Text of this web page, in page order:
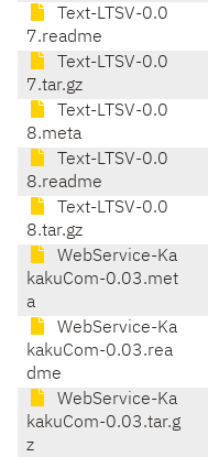
Text-LTSV-0.0
7.readme
Text-LTSV-0.0
7.tar.gz
Text-LTSV-0.0
8.meta
Text-LTSV-0.0
8.readme
Text-LTSV-0.0
8.tar.gz
WebService-Ka
kakuCom-0.03.met
a
WebService-Ka
kakuCom-0.03.rea
dme
WebService-Ka
kakuCom-0.03.tar.g
z